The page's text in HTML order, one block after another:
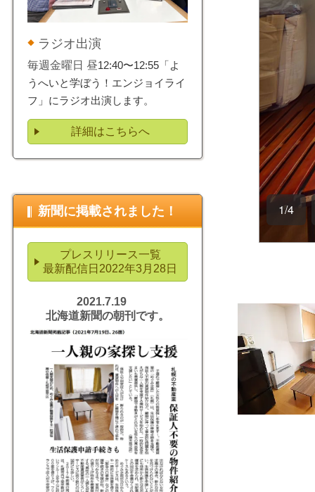
ラジオ出演
毎週金曜日 昼12:40〜12:55「よ
うへいと学ぼう！エンジョイライ
フ」にラジオ出演します。
詳細はこちらへ
新聞に掲載されました！
プレスリリース一覧
最新配信日2022年3月28日
2021.7.19
北海道新聞の朝刊です。